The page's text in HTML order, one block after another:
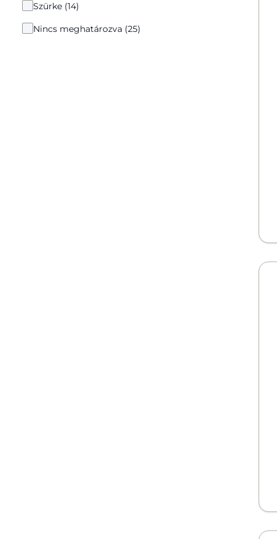
Szürke (14)
Nincs meghatározva (25)